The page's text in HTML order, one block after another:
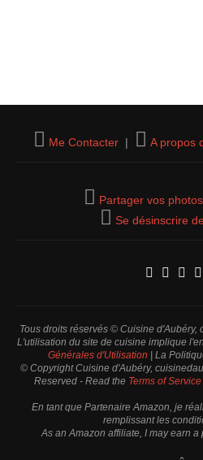
Me Contacter | A propos
Partager vos
Se désinscrire
Tous droits réservés © Cuisine d'Aubéry,
L'utilisation du site de cuisine implique
Générales d'Utilisation | La
© Copyright Cuisine d'Aubéry,
Reserved - Read the Terms of Service
En tant que Partenaire Amazon, je
remplissant les
As an Amazon affiliate, I may earn